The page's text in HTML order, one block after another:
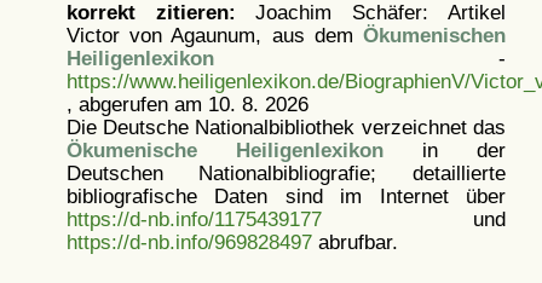
korrekt zitieren: Joachim Schäfer: Artikel
Victor von Agaunum, aus dem Ökumenischen
Heiligenlexikon-
https://www.heiligenlexikon.de/BiographienV/
, abgerufen am 10. 8. 2026
Die Deutsche Nationalbibliothek verzeichnet das
Ökumenische Heiligenlexikonin der
Deutschen Nationalbibliografie; detaillierte
bibliografische Daten sind im Internet über
https://d-nb.info/1175439177und
https://d-nb.info/969828497abrufbar.